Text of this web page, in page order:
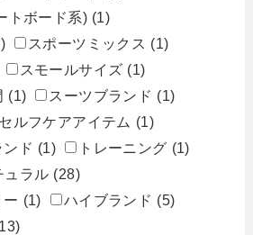
トボード系) (1)
スポーツミックス (1)
スモールサイズ (1)
(1) スーツブランド (1)
セルフケアアイテム (1)
ド (1) トレーニング (1)
ュラル (28)
(1) ハイブランド (5)